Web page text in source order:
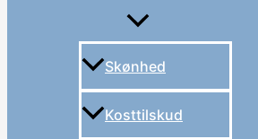
Skønhed
Kosttilskud